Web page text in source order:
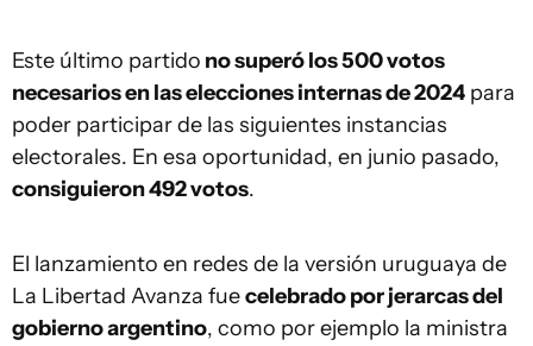
Este último partido no superó los 500 votos
necesarios en las elecciones internas de 2024 para
poder participar de las siguientes instancias
electorales. En esa oportunidad, en junio pasado,
consiguieron 492 votos.
El lanzamiento en redes de la versión uruguaya de
La Libertad Avanza fuecelebrado por jerarcas del
gobierno argentino, como por ejemplo la ministra